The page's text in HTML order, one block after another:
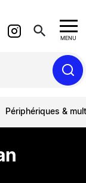
search MENU
Périphériques &